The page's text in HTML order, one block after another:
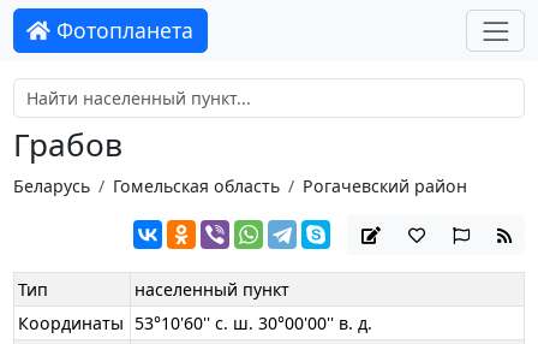
Фотопланета
Грабов
Беларусь Гомельская область Рогачевский район
Тип
населенный пункт
Координаты 53°10'60'' с. ш. 30°00'00'' в. д.